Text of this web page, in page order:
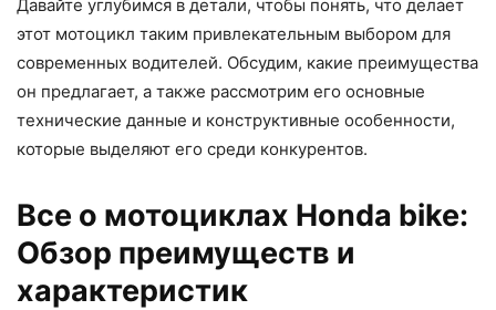
Давайте углубимся в детали, чтобы понять, что делает
этот мотоцикл таким привлекательным выбором для
современных водителей. Обсудим, какие преимущества
он предлагает, а также рассмотрим его основные
технические данные и конструктивные особенности,
которые выделяют его среди конкурентов.
Все о мотоциклах Honda bike:
Обзор преимуществ и
характеристик